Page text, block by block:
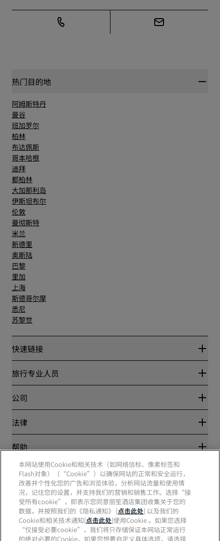
热门目的地
阿姆斯特丹
曼谷
班加罗尔
柏林
布达佩斯
哥本哈根
迪拜
都柏林
大加那利岛
伊斯坦布尔
伦敦
曼彻斯特
米兰
新德里
奥斯陆
巴黎
里加
上海
斯德哥尔摩
悉尼
苏黎世
快速链接
丽赏会
Blog
目的地
丽笙酒店集团APP
体育认证酒店
家庭友好型酒店
旅行专业人员
合作伙伴
公司
丽笙酒店集团
工作机会 RHG
工作机会 PPHE
工作机会 EHL
The Club by RHG
发展机会
责任经营
采购
法律
隐私中心
丽赏会条款和条件
网站使用协议
数字无障碍
现代奴隶制声明
帮助
消费者警示
联系方式
常见问题
网站地图
社交媒体
丽笙酒店集团品牌
本网站使用Cookie和相关技术（如网络信标、像素标签和
Flash对象）（“Cookie”）以确保网站的正常和安全运行，
改善并个性化您的广告和浏览体验，分析网站流量和使用情
况，记住您的设置，并支持我们的营销和销售工作。选择“接
受所有cookie”，即表示您同意丽笙酒店集团收集关于您的
数据，并按照我们的《隐私通知》 [点击此处] 以及我们的
Cookie和相关技术通知[点击此处]使用Cookie 。如果您选择
“仅接受必要cookie”，我们将只存储保证本网站正常运行
的绝对必要的Cookie。如果您想要自定义具体选项，请选择